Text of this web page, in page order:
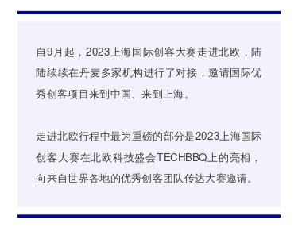
自9月起，2023上海国际创客大赛走进北欧，陆
陆续续在丹麦多家机构进行了对接，邀请国际优
秀创客项目来到中国、来到上海。
走进北欧行程中最为重磅的部分是2023上海国际
创客大赛在北欧科技盛会TECHBBQ上的亮相，
向来自世界各地的优秀创客团队传达大赛邀请。